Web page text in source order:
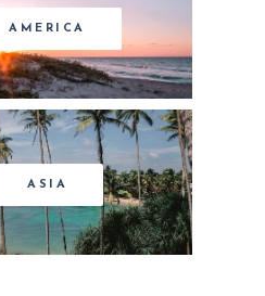
AMERICA
ASIA